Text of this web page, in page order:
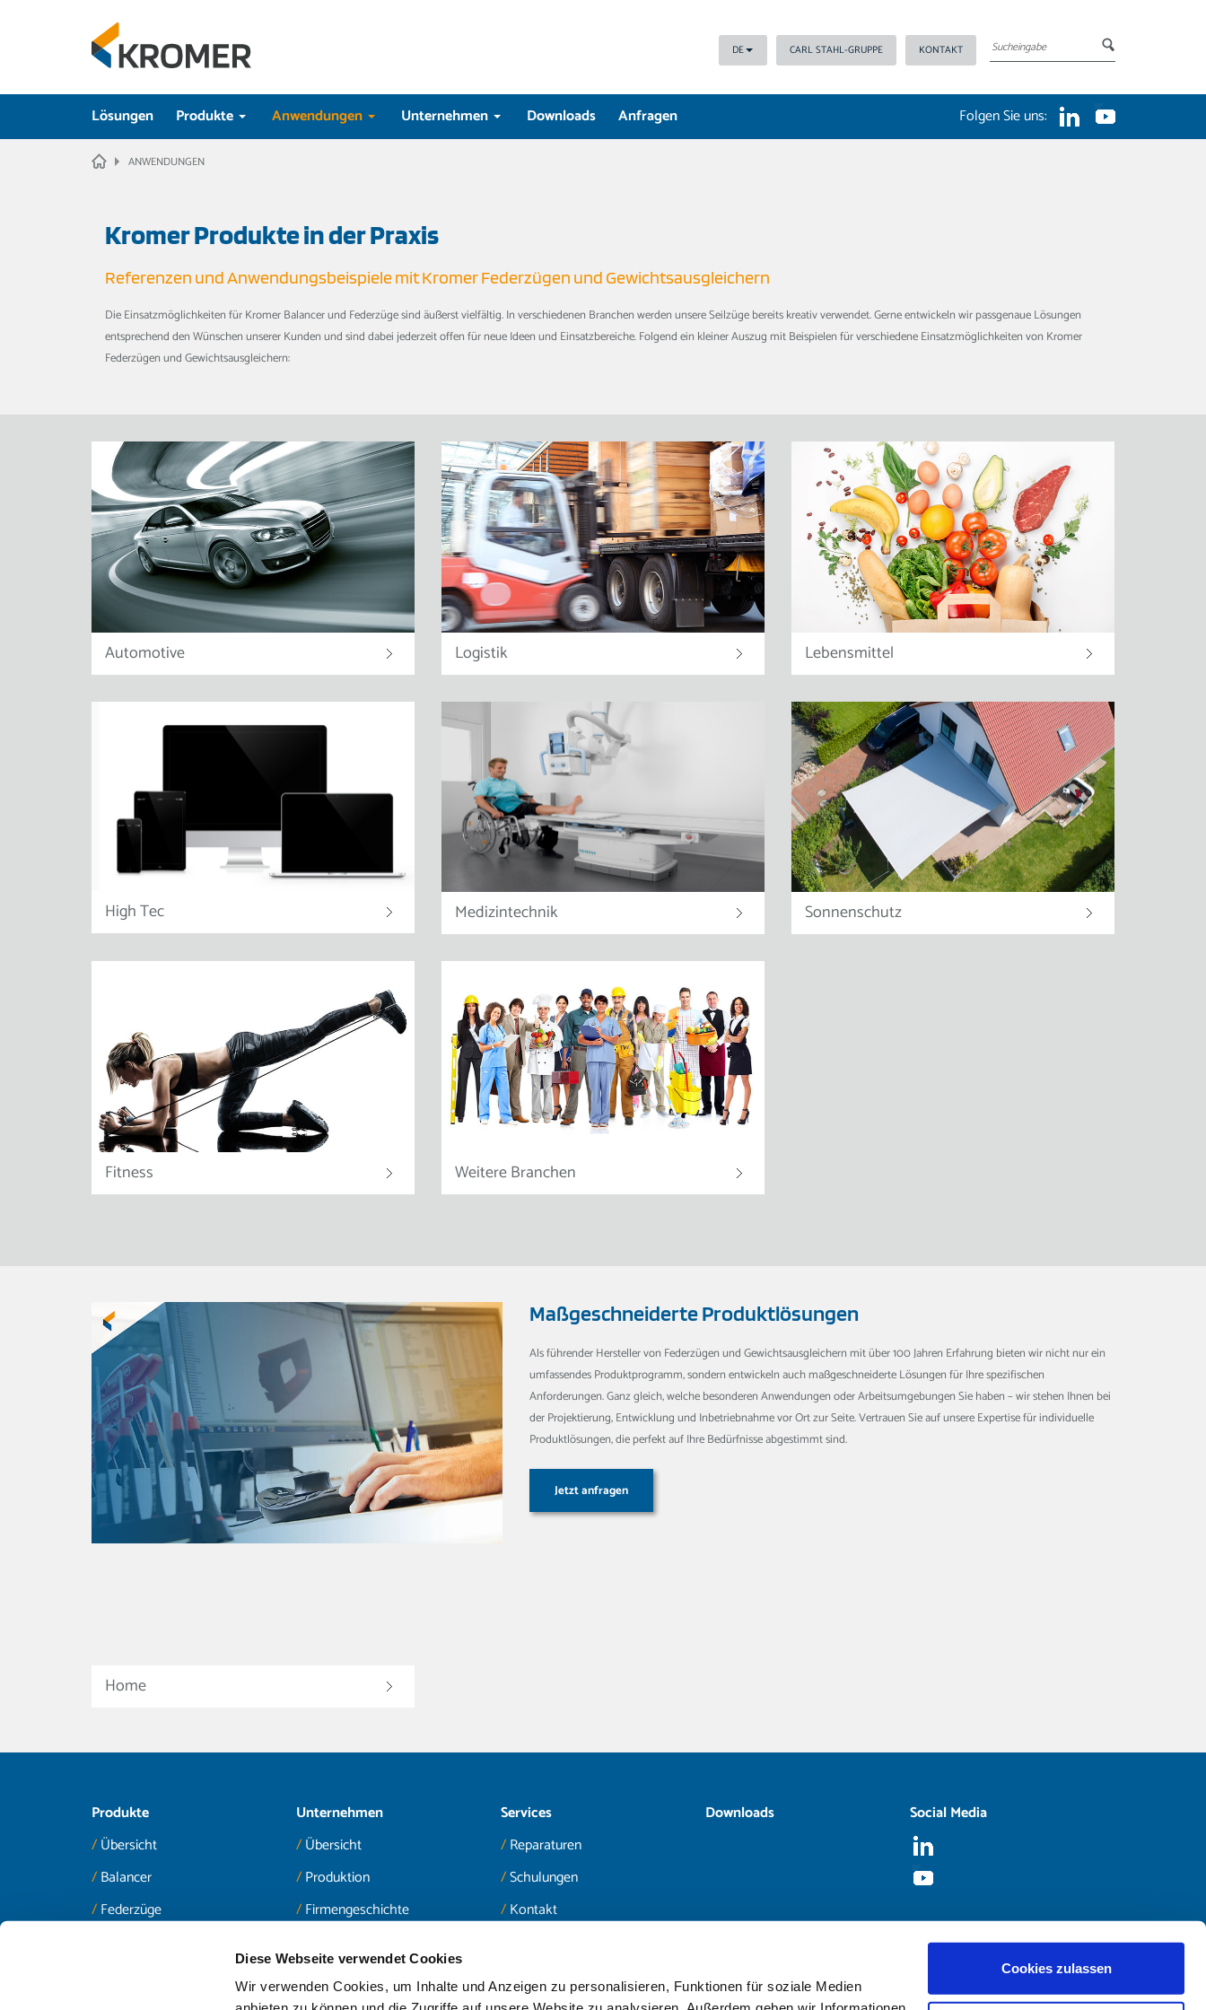
Diese Webseite verwendet Cookies
Wir verwenden Cookies, um Inhalte und Anzeigen zu personalisieren, Funktionen für soziale Medien
Cookies zulassen
DE CARL STAHL-GRUPPE KONTAKT
Lösungen Produkte Anwendungen Unternehmen Downloads Anfragen Folgen Sie uns:
HOME ANWENDUNGEN
Kromer Produkte in der Praxis
Referenzen und Anwendungsbeispiele mit Kromer Federzügen und Gewichtsausgleichern
Die Einsatzmöglichkeiten für Kromer Balancer und Federzüge sind äußerst vielfältig. In verschiedenen Branchen werden unsere Seilzüge bereits kreativ verwendet. Gerne entwickeln wir passgenaue Lösungen
entsprechend den Wünschen unserer Kunden und sind dabei jederzeit offen für neue Ideen und Einsatzbereiche. Folgend ein kleiner Auszug mit Beispielen für verschiedene Einsatzmöglichkeiten von Kromer
Federzügen und Gewichtsausgleichern:
Automotive Logistik Lebensmittel
High Tec Medizintechnik Sonnenschutz
Fitness Weitere Branchen
Maßgeschneiderte Produktlösungen
Als führender Hersteller von Federzügen und Gewichtsausgleichern mit über 100 Jahren Erfahrung bieten wir nicht nur ein
umfassendes Produktprogramm, sondern entwickeln auch maßgeschneiderte Lösungen für Ihre spezifischen
Anforderungen. Ganz gleich, welche besonderen Anwendungen oder Arbeitsumgebungen Sie haben – wir stehen Ihnen bei
der Projektierung, Entwicklung und Inbetriebnahme vor Ort zur Seite. Vertrauen Sie auf unsere Expertise für individuelle
Produktlösungen, die perfekt auf Ihre Bedürfnisse abgestimmt sind.
Jetzt anfragen
Home
Produkte
Übersicht
Balancer
Federzüge
Unternehmen
Übersicht
Produktion
Firmengeschichte
Services
Reparaturen
Schulungen
Kontakt
Downloads Social Media